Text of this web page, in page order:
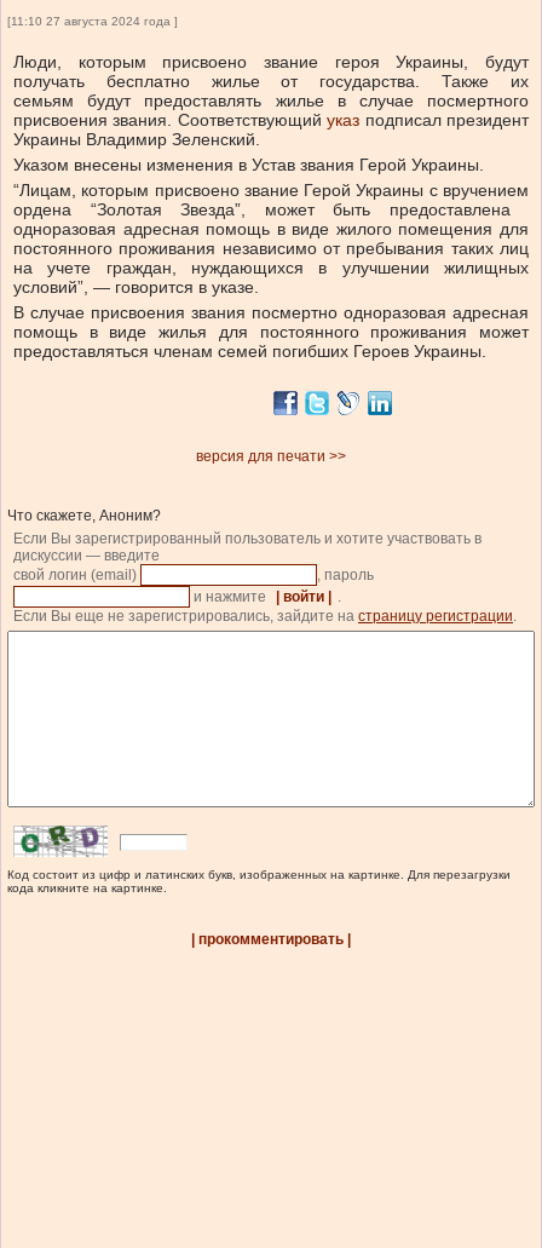
[11:10 27 августа 2024 года ]
Люди, которым присвоено звание героя Украины, будут
получать бесплатно жилье от государства. Также их
семьям будут предоставлять жилье в случае посмертного
присвоения звания. Соответствующийуказ подписал президент
Украины Владимир Зеленский.
Указом внесены изменения в Устав звания Герой Украины.
“Лицам, которым присвоено звание Герой Украины с вручением
ордена “Золотая Звезда”, может быть предоставлена ​​
одноразовая адресная помощь в виде жилого помещения для
постоянного проживания независимо от пребывания таких лиц
на учете граждан, нуждающихся в улучшении жилищных
условий”, — говорится в указе.
В случае присвоения звания посмертно одноразовая адресная
помощь в виде жилья для постоянного проживания может
предоставляться членам семей погибших Героев Украины.
версия для печати >>
Что скажете, Аноним?
Если Вы зарегистрированный пользователь и хотите участвовать в
дискуссии — введите
свой логин (email)
, пароль
и нажмите
| войти |
.
Если Вы еще не зарегистрировались, зайдите на страницу регистрации.
Код состоит из цифр и латинских букв, изображенных на картинке. Для перезагрузки
кода кликните на картинке.
| прокомментировать |